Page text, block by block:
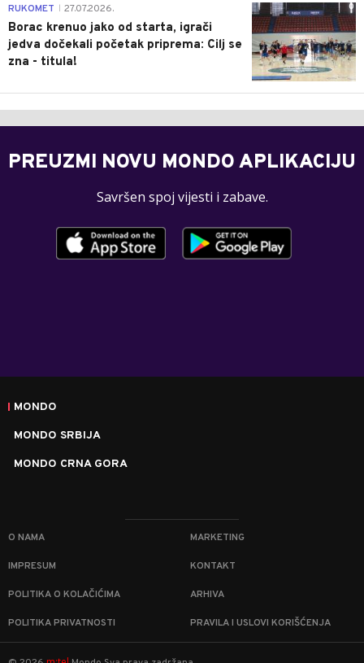
0
RUKOMET 27.07.2026.
Borac krenuo jako od starta, igrači
jedva dočekali početak priprema: Cilj se
zna - titula!
PREUZMI NOVU MONDO APLIKACIJU
Savršen spoj vijesti i zabave.
MONDO
MONDO SRBIJA
MONDO CRNA GORA
O NAMA MARKETING
IMPRESUM KONTAKT
POLITIKA O KOLAČIĆIMA ARHIVA
POLITIKA PRIVATNOSTI PRAVILA I USLOVI KORIŠĆENJA